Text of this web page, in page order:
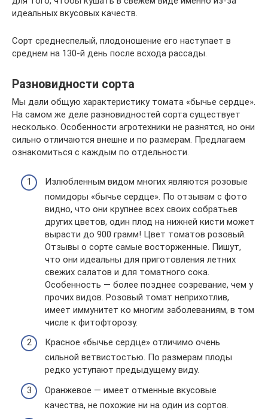
идеальных вкусовых качеств.
Сорт среднеспелый, плодоношение его наступает в
среднем на 130-й день после всхода рассады.
Разновидности сорта
Мы дали общую характеристику томата «бычье сердце».
На самом же деле разновидностей сорта существует
несколько. Особенности агротехники не разнятся, но они
сильно отличаются внешне и по размерам. Предлагаем
ознакомиться с каждым по отдельности.
Излюбленным видом многих являются розовые
помидоры «бычье сердце». По отзывам с фото
видно, что они крупнее всех своих собратьев
других цветов, один плод на нижней кисти может
вырасти до 900 грамм! Цвет томатов розовый.
Отзывы о сорте самые восторженные. Пишут,
что они идеальны для приготовления летних
свежих салатов и для томатного сока.
Особенность — более позднее созревание, чем у
прочих видов. Розовый томат неприхотлив,
имеет иммунитет ко многим заболеваниям, в том
числе к фитофторозу.
Красное «бычье сердце» отличимо очень
сильной ветвистостью. По размерам плоды
редко уступают предыдущему виду.
Оранжевое — имеет отменные вкусовые
качества, не похожие ни на один из сортов.